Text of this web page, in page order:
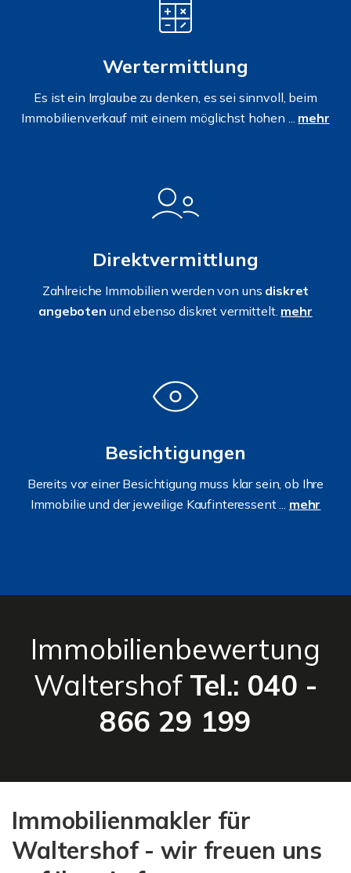
Wertermittlung
Es ist ein Irrglaube zu denken, es sei sinnvoll, beim
Immobilienverkauf mit einem möglichst hohen ... mehr
Direktvermittlung
Zahlreiche Immobilien werden von uns diskret
angeboten und ebenso diskret vermittelt. mehr
Besichtigungen
Bereits vor einer Besichtigung muss klar sein, ob Ihre
Immobilie und der jeweilige Kaufinteressent ... mehr
Immobilienbewertung
Waltershof Tel.: 040 -
866 29 199
Immobilienmakler für
Waltershof - wir freuen uns